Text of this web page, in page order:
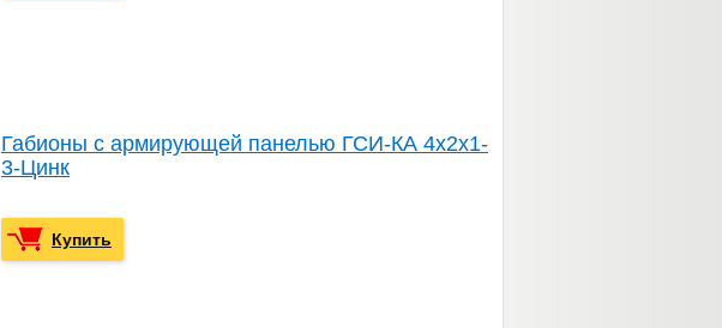
Габионы с армирующей панелью ГСИ-КА 4х2х1-
3-Цинк
Купить